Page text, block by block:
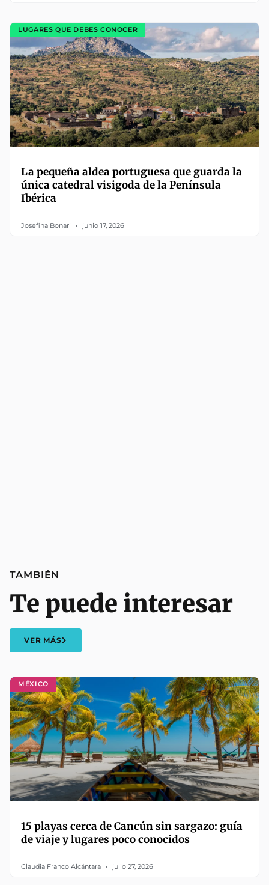
LUGARES QUE DEBES CONOCER
La pequeña aldea portuguesa que guarda la
única catedral visigoda de la Península
Ibérica
Josefina Bonari junio 17, 2026
MÉXICO
15 playas cerca de Cancún sin sargazo: guía
de viaje y lugares poco conocidos
Claudia Franco Alcántara julio 27, 2026
TAMBIÉN
Te puede interesar
VER MÁS